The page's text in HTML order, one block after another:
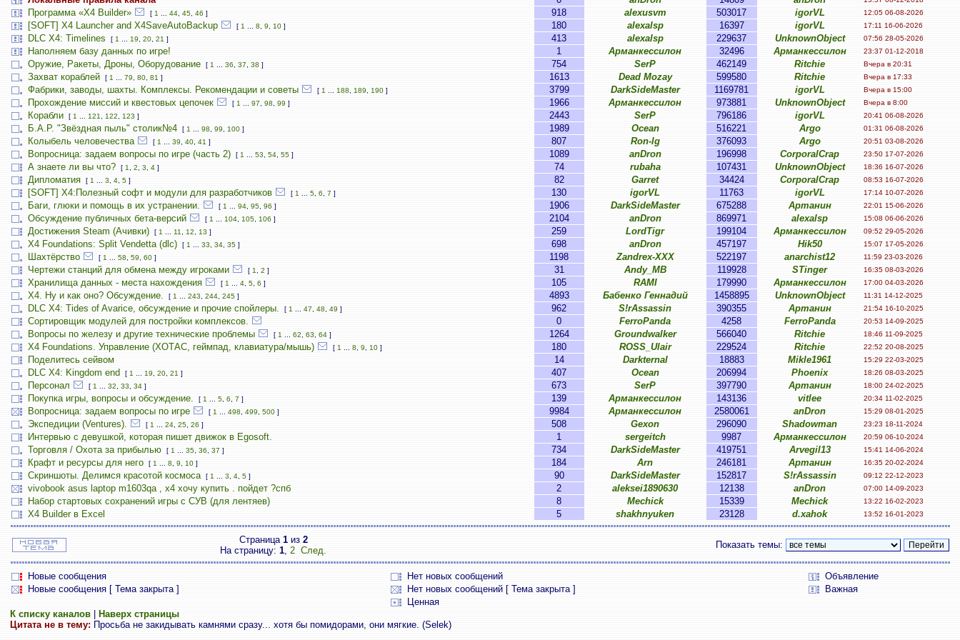
Программа «X4 Builder» [ 1 44, 45, 46] 918 alexusvm 503017 igorVL 12:05 06-08-2026
[SOFT] X4 Launcher and X4SaveAutoBackup [ 1 8 9 10] 180 alexalsp 16397 igorVL 17:11 16-06-2026
DLC X4: Timelines [ 1 19 20, 21 ] 413 alexalsp 229637 UnknownObject 07:56 28-05-2026
Наполняем базу данных по игре! 1 Арманкессилон 32496 Арманкессилон 23:37 01-12-2018
Оружие, Ракеты, Дроны, Оборудование [ 1 36, 37 38 ] 754 SerP 462149 Ritchie Вчера в 20:31
Захват кораблей [ 1 79 80, 81 ] 1613 Dead Mozay 599580 Ritchie Вчера в 17:33
Фабрики, заводы, шахты. Комплексы. Рекомендации и советы [ 1 188 189 190] 3799 DarkSideMaster 1169781 igorVL Вчера в 15:00
Прохождение миссий и квестовых цепочек [ 1 97 98 99 ] 1966 Арманкессилон 973881 UnknownObject Вчера в 8:00
Корабли [ 1 121 122 123 ] 2443 SerP 796186 igorVL 20:41 06-08-2026
Б.А.Р. "Звёздная пыль" столик№4 [ 1 98 99 100] 1989 Ocean 516221 Argo 01:31 06-08-2026
Колыбель человечества [ 1 39 40, 41 ] 807 Ron-lg 376093 Argo 20:51 03-08-2026
Вопросница: задаем вопросы по игре (часть 2) [ 1 53 54, 55] 1089 anDron 196998 CorporalCrap 23:50 17-07-2026
А знаете ли вы что? [ 1 2 3 4] 74 rubaha 107431 UnknownObject 18:36 16-07-2026
Дипломатия [ 1 3 4, 5] 82 Garret 34424 CorporalCrap 08:53 16-07-2026
[SOFT] X4:Полезный софт и модули для разработчиков [ 1 5, 6, 7 ] 130 igorVL 11763 igorVL 17:14 10-07-2026
Баги, глюки и помощь в их устранении. [ 1 94, 95, 96] 1906 DarkSideMaster 675288 Артанин 22:01 15-06-2026
Обсуждение публичных бета-версий [ 1 104, 105, 106] 2104 anDron 869971 alexalsp 15:08 06-06-2026
Достижения Steam (Ачивки) [ 1 11 12 13 ] 259 LordTigr 199104 Арманкессилон 09:52 29-05-2026
X4 Foundations: Split Vendetta (dlc) [ 1 33 34, 35] 698 anDron 457197 Hik50 15:07 17-05-2026
Шахтёрство [ 1 58 59 60] 1198 Zandrex-XXX 522197 anarchist12 11:59 23-03-2026
Чертежи станций для обмена между игроками [ 1 2 ] 31 Andy_MB 119928 STinger 16:35 08-03-2026
Хранилища данных - места нахождения [ 1 4, 5, 6] 105 RAMI 179990 Арманкессилон 17:00 04-03-2026
Х4. Ну и как оно? Обсуждение. [ 1 243 244, 245] 4893 Бабенко Геннадий 1458895 UnknownObject 11:31 14-12-2025
DLC X4: Tides of Avarice, обсуждение и прочие спойлеры. [ 1 47 48 49 ] 962 S!rAssassin 390355 Артанин 21:54 16-10-2025
Сортировщик модулей для постройки комплексов. 0 FerroPanda 4258 FerroPanda 20:53 14-09-2025
Вопросы по железу и другие технические проблемы [ 1 62 63 64] 1264 Groundwalker 566040 Ritchie 18:46 11-09-2025
X4 Foundations. Управление (ХОТАС, геймпад, клавиатура/мышь) [ 1 8 9 10] 180 ROSS_Ulair 229524 Ritchie 22:52 20-08-2025
Поделитесь сейвом 14 Darkternal 18883 Mikle1961 15:29 22-03-2025
DLC X4: Kingdom end [ 1 19 20, 21 ] 407 Ocean 206994 Phoenix 18:26 08-03-2025
Персонал [ 1 32 33 34] 673 SerP 397790 Артанин 18:00 24-02-2025
Покупка игры, вопросы и обсуждение. [ 1 5, 6, 7 ] 139 Арманкессилон 143136 vitlee 20:34 11-02-2025
Вопросница: задаем вопросы по игре [ 1 498 499 500] 9984 Арманкессилон 2580061 anDron 15:29 08-01-2025
Экспедиции (Ventures). [ 1 24, 25, 26] 508 Gexon 296090 Shadowman 23:23 18-11-2024
Интервью с девушкой, которая пишет движок в Egosoft. 1 sergeitch 9987 Арманкессилон 20:59 06-10-2024
Торговля / Охота за прибылью [ 1 35, 36, 37 ] 734 DarkSideMaster 419751 Arvegil13 15:41 14-06-2024
Крафт и ресурсы для него [ 1 8 9 10] 184 Arn 246181 Артанин 16:35 20-02-2024
Скриншоты. Делимся красотой космоса [ 1 3 4, 5] 90 DarkSideMaster 152817 S!rAssassin 09:12 22-12-2023
vivobook asus laptop m1603qa , х4 хочу купить . пойдет ?спб 2 aleksei1890630 12138 anDron 07:00 14-09-2023
Набор стартовых сохранений игры с СУВ (для лентяев) 8 Mechick 15339 Mechick 13:22 16-02-2023
X4 Builder в Excel 5 shakhnyuken 23128 d.xahok 13:52 16-01-2023
Страница 1из 2
На страницу: 1, 2 След.
Показать темы:
Новые сообщения Нет новых сообщений
Объявление
Новые сообщения [ Тема закрыта ]
Нет новых сообщений [ Тема закрыта ]
Важная
Ценная
К списку каналов|
Наверх страницы
Цитата не в тему:Просьба не закидывать камнями сразу... хотя бы помидорами, они мягкие. (Selek)